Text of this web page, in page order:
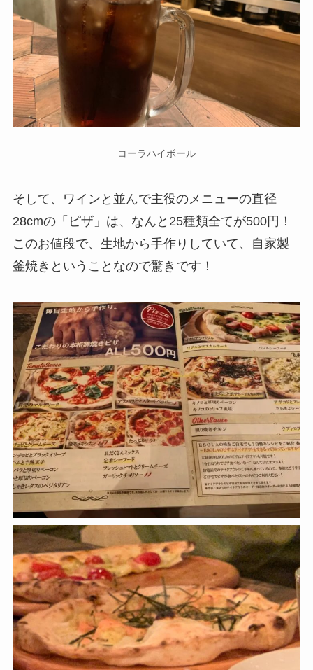
コーラハイボール
そして、ワインと並んで主役のメニューの直径
28cmの「ピザ」は、なんと25種類全てが500円！
このお値段で、生地から手作りしていて、自家製
釜焼きということなので驚きです！